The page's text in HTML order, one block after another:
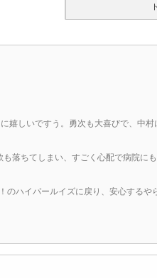
嬉しいですう。勇次も大喜びで、中
落ちてしまい、すごく心配で病院に
ハイパールイズに戻り、安心するや